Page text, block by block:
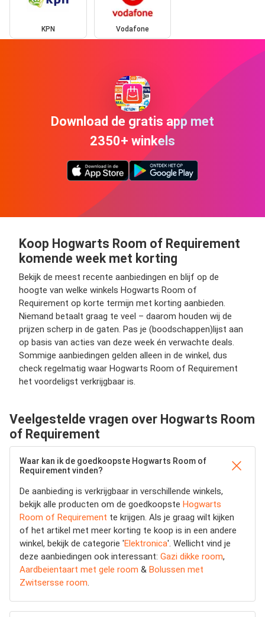
KPN Vodafone
Download de gratis app met
2350+ winkels
Koop Hogwarts Room of Requirement
komende week met korting
Bekijk de meest recente aanbiedingen en blijf op de
hoogte van welke winkels Hogwarts Room of
Requirement op korte termijn met korting aanbieden.
Niemand betaalt graag te veel – daarom houden wij de
prijzen scherp in de gaten. Pas je (boodschappen)lijst aan
op basis van acties van deze week én verwachte deals.
Sommige aanbiedingen gelden alleen in de winkel, dus
check regelmatig waar Hogwarts Room of Requirement
het voordeligst verkrijgbaar is.
Veelgestelde vragen over Hogwarts Room
of Requirement
Waar kan ik de goedkoopste Hogwarts Room of
Requirement vinden?
De aanbieding is verkrijgbaar in verschillende winkels,
bekijk alle producten om de goedkoopste Hogwarts
Room of Requirement te krijgen. Als je graag wilt kijken
of het artikel met meer korting te koop is in een andere
winkel, bekijk de categorie 'Elektronica'. Wellicht vind je
deze aanbiedingen ook interessant: Gazi dikke room,
Aardbeientaart met gele room & Bolussen met
Zwitsersse room.